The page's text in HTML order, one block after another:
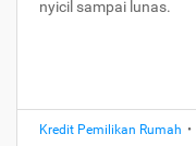
nyicil sampai lunas.
Kredit Pemilikan Rumah •